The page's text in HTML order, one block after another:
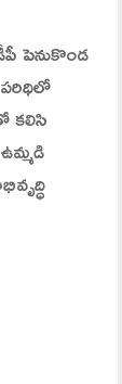
పెనుకొండ
కలిసి